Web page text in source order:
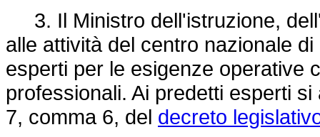
3. Il Ministro dell'istruzione,
alle attività del centro nazionale
esperti per le esigenze operative
professionali. Ai predetti esperti
7, comma 6, del decreto